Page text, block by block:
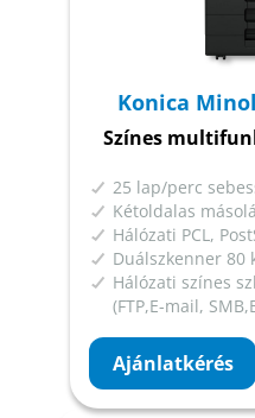
Konica
Színes
25 lap/perc
Kétoldalas
Hálózati PCL,
Duálszkenner 80
Hálózati színes
(FTP,E-mail,
Ajánlatkérés